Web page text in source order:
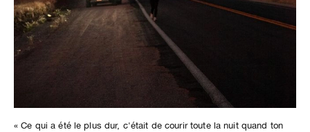
« Ce qui a été le plus dur, c'était de courir toute la nuit quand ton